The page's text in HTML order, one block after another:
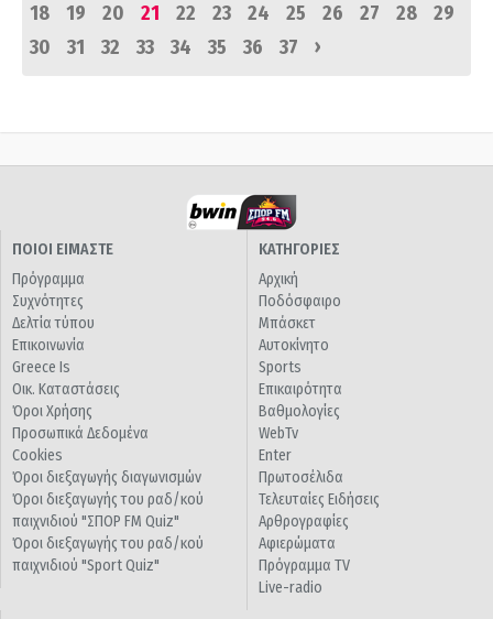
18
19 20 21 22 23 24 25 26 27 28
29
30
31 32 33 34 35 36 37 ›
ΠΟΙΟΙ ΕΙΜΑΣΤΕ
Πρόγραμμα
Συχνότητες
Δελτία τύπου
Επικοινωνία
Greece Is
Οικ. Καταστάσεις
Όροι Χρήσης
Προσωπικά Δεδομένα
Cookies
Όροι διεξαγωγής διαγωνισμών
Όροι διεξαγωγής του ραδ/κού
παιχνιδιού "ΣΠΟΡ FM Quiz"
Όροι διεξαγωγής του ραδ/κού
παιχνιδιού "Sport Quiz"
ΚΑΤΗΓΟΡΙΕΣ
Αρχική
Ποδόσφαιρο
Μπάσκετ
Αυτοκίνητο
Sports
Επικαιρότητα
Βαθμολογίες
WebTv
Enter
Πρωτοσέλιδα
Τελευταίες Ειδήσεις
Αρθρογραφίες
Αφιερώματα
Πρόγραμμα TV
Live-radio